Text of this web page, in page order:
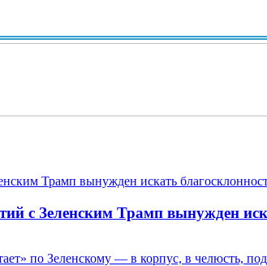
с Зеленским Трамп вынужден